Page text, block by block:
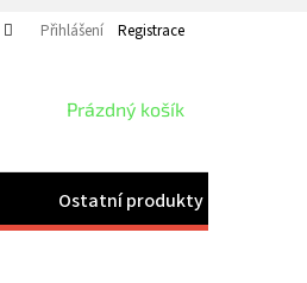
Přihlášení Registrace
NÁKUPNÍ
Prázdný košík
Ostatní produkty